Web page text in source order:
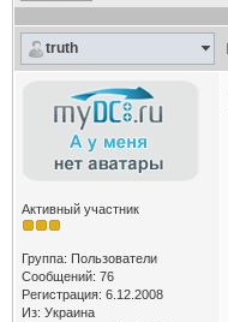
truth
Активный участник
Группа: Пользователи
Сообщений: 76
Регистрация: 6.12.2008
Из: Украина